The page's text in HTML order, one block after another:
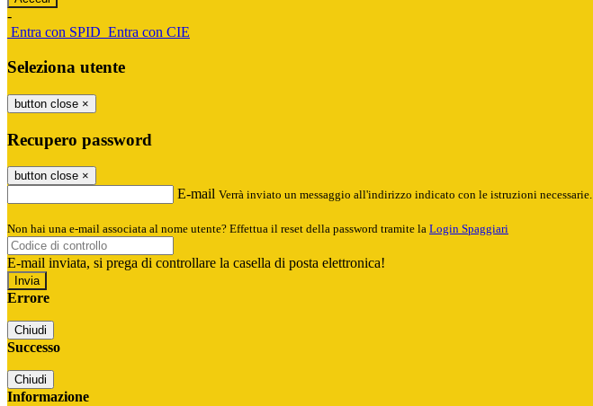
-
Entra con SPID Entra con CIE
Seleziona utente
button close ×
Recupero password
button close ×
E-mail Verrà inviato un messaggio all'indirizzo indicato con le istruzioni necessarie.
Non hai una e-mail associata al nome utente? Effettua il reset della password tramite la Login Spaggiari
E-mail inviata, si prega di controllare la casella di posta elettronica!
Errore
Chiudi
Successo
Chiudi
Informazione